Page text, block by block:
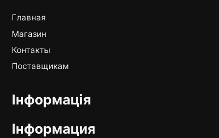
Главная
Магазин
Контакты
Поставщикам
Інформація
Інформация